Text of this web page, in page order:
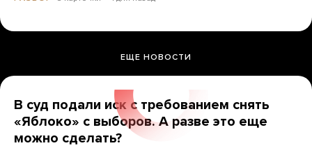
ЕЩЕ НОВОСТИ
В суд подали иск с требованием снять
«Яблоко» с выборов. А разве это еще
можно сделать?